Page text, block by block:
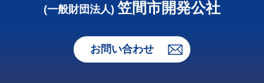
(一般財団法人) 笠間市開発公社
お問い合わせ